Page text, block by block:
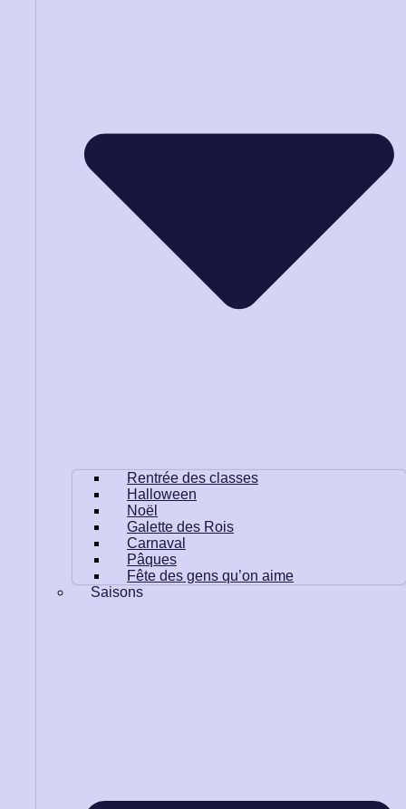
Rentrée des classes
Halloween
Noël
Galette des Rois
Carnaval
Pâques
Fête des gens qu’on aime
Saisons